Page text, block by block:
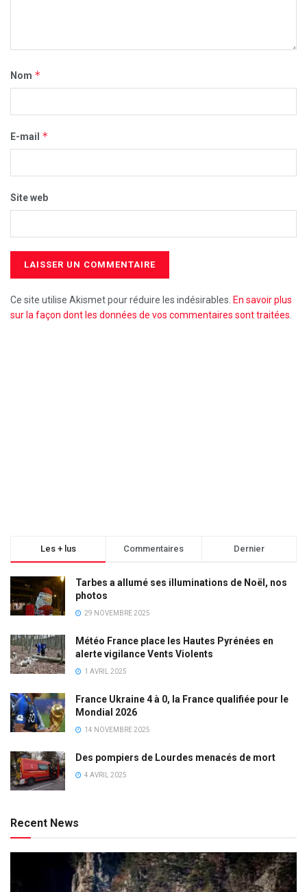
Nom *
E-mail *
Site web
Ce site utilise Akismet pour réduire les indésirables. En savoir plus
sur la façon dont les données de vos commentaires sont traitées.
Les + lus Commentaires Dernier
Tarbes a allumé ses illuminations de Noël, nos
photos
29 NOVEMBRE 2025
Météo France place les Hautes Pyrénées en
alerte vigilance Vents Violents
1 AVRIL 2025
France Ukraine 4 à 0, la France qualifiée pour le
Mondial 2026
14 NOVEMBRE 2025
Des pompiers de Lourdes menacés de mort
4 AVRIL 2025
Recent News